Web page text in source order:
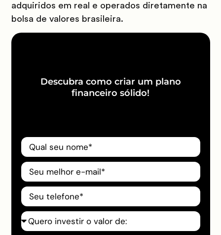
adquiridos em real e operados diretamente na
bolsa de valores brasileira.
Descubra como criar um plano
financeiro sólido!